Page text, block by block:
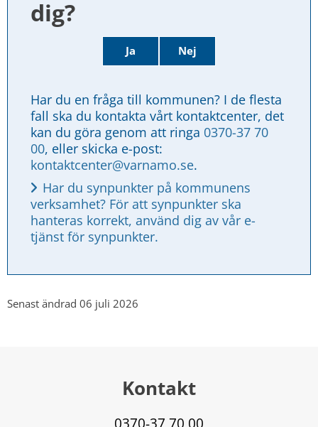
dig?
Ja Nej
Har du en fråga till kommunen? I de flesta
fall ska du kontakta vårt kontaktcenter, det
kan du göra genom att ringa 0370-37 70
00
kontaktcenter@varnamo.se.
Har du synpunkter på kommunens
verksamhet? För att synpunkter ska
hanteras korrekt, använd dig av vår e-
tjänst för synpunkter.
Senast ändrad 06 juli 2026
Kontakt